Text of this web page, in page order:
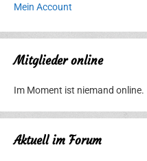
Mein Account
Mitglieder online
Im Moment ist niemand online.
Aktuell im Forum